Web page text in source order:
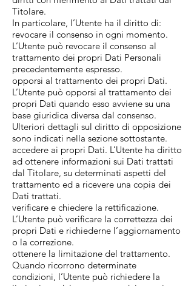
Titolare.
In particolare, l’Utente ha il diritto di:
revocare il consenso in ogni momento.
L’Utente può revocare il consenso al
trattamento dei propri Dati Personali
precedentemente espresso.
opporsi al trattamento dei propri Dati.
L’Utente può opporsi al trattamento dei
propri Dati quando esso avviene su una
base giuridica diversa dal consenso.
Ulteriori dettagli sul diritto di opposizione
sono indicati nella sezione sottostante.
accedere ai propri Dati. L’Utente ha diritto
ad ottenere informazioni sui Dati trattati
dal Titolare, su determinati aspetti del
trattamento ed a ricevere una copia dei
Dati trattati.
verificare e chiedere la rettificazione.
L’Utente può verificare la correttezza dei
propri Dati e richiederne l’aggiornamento
o la correzione.
ottenere la limitazione del trattamento.
Quando ricorrono determinate
condizioni, l’Utente può richiedere la